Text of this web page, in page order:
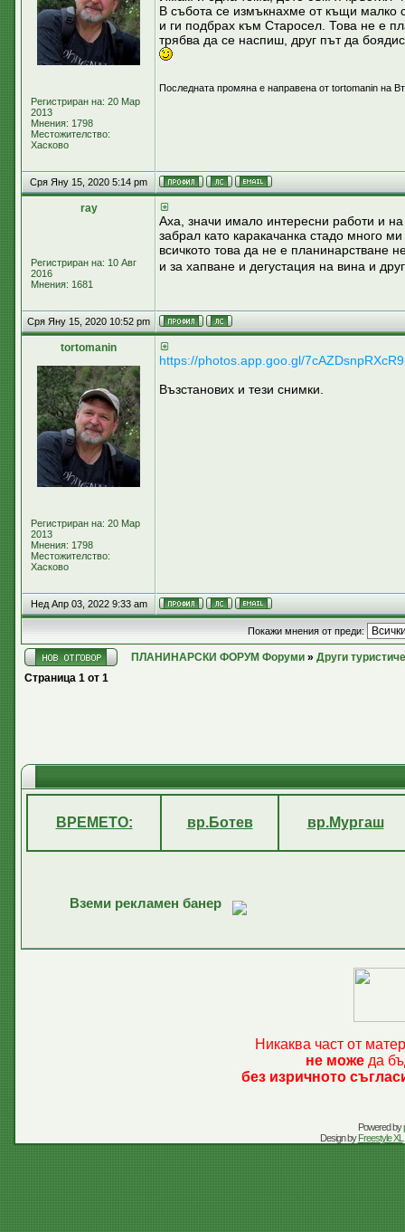
Регистриран на: 20 Мар
2013
Мнения: 1798
Местожителство:
Хасково
В събота се измъкнахме от къщи малко
и ги подбрах към Старосел. Това не е
трябва да се наспиш, друг път да
Последната промяна е направена от tortomanin на
Сря Яну 15, 2020 5:14 pm
ray
Регистриран на: 10 Авг
2016
Мнения: 1681
Аха, значи имало интересни работи и
забрал като каракачанка стадо много
всичкото това да не е планинарстване
и за хапване и дегустация на вина и
Сря Яну 15, 2020 10:52 pm
tortomanin
Регистриран на: 20 Мар
2013
Мнения: 1798
Местожителство:
Хасково
https://photos.app.goo.gl/
Възстанових и тези снимки.
Нед Апр 03, 2022 9:33 am
Покажи мнения от преди:
ПЛАНИНАРСКИ ФОРУМ Форуми » Други
Страница 1 от 1
ВРЕМЕТО: вр.Ботев вр.Мургаш
Вземи рекламен банер
Никаква част от
не може да
без изричното
Powered by
Design byFreestyle XL